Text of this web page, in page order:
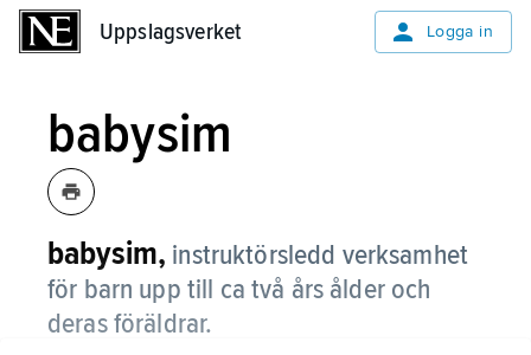
Uppslagsverket Logga in
babysim
babysim, instruktörsledd verksamhet
för barn upp till ca två års ålder och
deras föräldrar.